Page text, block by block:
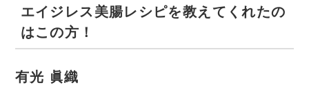
エイジレス美腸レシピを教えてくれたの
はこの方！
有光 眞織